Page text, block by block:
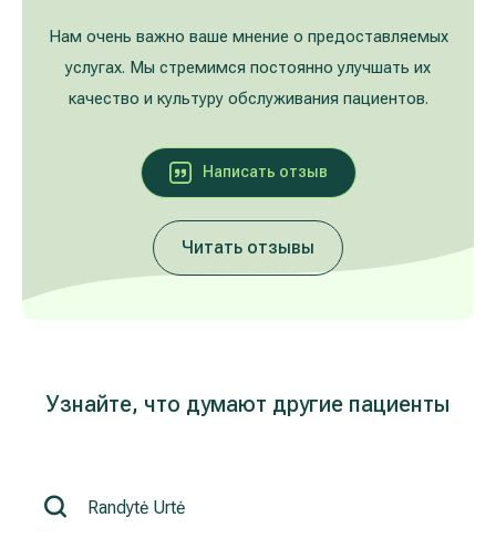
Нам очень важно ваше мнение о предоставляемых
услугах. Мы стремимся постоянно улучшать их
качество и культуру обслуживания пациентов.
Написать oтзыв
Читать отзывы
Узнайте, что думают другие пациенты
Лечение расширенных вен на ногах
Неврология и психиатрия
Лечение заболеваний уха, горла, носа
Реабилитация и спортивная медицина
Galerija